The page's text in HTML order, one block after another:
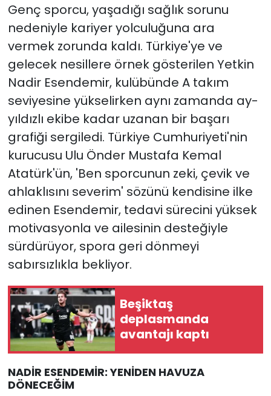
Genç sporcu, yaşadığı sağlık sorunu
nedeniyle kariyer yolculuğuna ara
vermek zorunda kaldı. Türkiye'ye ve
gelecek nesillere örnek gösterilen Yetkin
Nadir Esendemir, kulübünde A takım
seviyesine yükselirken aynı zamanda ay-
yıldızlı ekibe kadar uzanan bir başarı
grafiği sergiledi. Türkiye Cumhuriyeti'nin
kurucusu Ulu Önder Mustafa Kemal
Atatürk'ün, 'Ben sporcunun zeki, çevik ve
ahlaklısını severim' sözünü kendisine ilke
edinen Esendemir, tedavi sürecini yüksek
motivasyonla ve ailesinin desteğiyle
sürdürüyor, spora geri dönmeyi
sabırsızlıkla bekliyor.
Beşiktaş
deplasmanda
avantajı kaptı
NADİR ESENDEMİR: YENİDEN HAVUZA
DÖNECEĞİM